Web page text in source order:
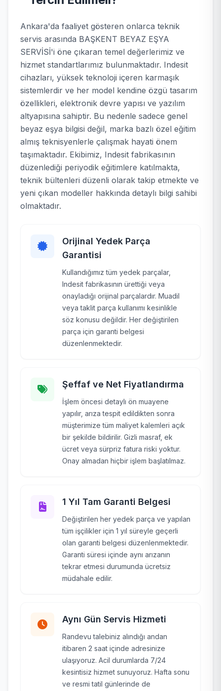
Ankara'da faaliyet gösteren onlarca teknik
servis arasında BAŞKENT BEYAZ EŞYA
SERVİSİ'i öne çıkaran temel değerlerimiz ve
hizmet standartlarımız bulunmaktadır. Indesit
cihazları, yüksek teknoloji içeren karmaşık
sistemlerdir ve her model kendine özgü tasarım
özellikleri, elektronik devre yapısı ve yazılım
altyapısına sahiptir. Bu nedenle sadece genel
beyaz eşya bilgisi değil, marka bazlı özel eğitim
almış teknisyenlerle çalışmak hayati önem
taşımaktadır. Ekibimiz, Indesit fabrikasının
düzenlediği periyodik eğitimlere katılmakta,
teknik bültenleri düzenli olarak takip etmekte ve
yeni çıkan modeller hakkında detaylı bilgi sahibi
olmaktadır.
Orijinal Yedek Parça
Garantisi
Kullandığımız tüm yedek parçalar,
Indesit fabrikasının ürettiği veya
onayladığı orijinal parçalardır. Muadil
veya taklit parça kullanımı kesinlikle
söz konusu değildir. Her değiştirilen
parça için garanti belgesi
düzenlenmektedir.
Şeffaf ve Net Fiyatlandırma
İşlem öncesi detaylı ön muayene
yapılır, arıza tespit edildikten sonra
müşterimize tüm maliyet kalemleri açık
bir şekilde bildirilir. Gizli masraf, ek
ücret veya sürpriz fatura riski yoktur.
Onay almadan hiçbir işlem başlatılmaz.
1 Yıl Tam Garanti Belgesi
Değiştirilen her yedek parça ve yapılan
tüm işçilikler için 1 yıl süreyle geçerli
olan garanti belgesi düzenlenmektedir.
Garanti süresi içinde aynı arızanın
tekrar etmesi durumunda ücretsiz
müdahale edilir.
Aynı Gün Servis Hizmeti
Randevu talebiniz alındığı andan
itibaren 2 saat içinde adresinize
ulaşıyoruz. Acil durumlarda 7/24
kesintisiz hizmet sunuyoruz. Hafta sonu
ve resmi tatil günlerinde de